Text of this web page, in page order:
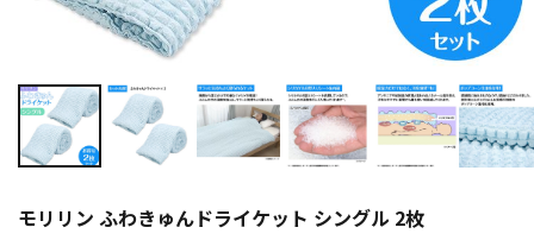
モリリン ふわきゅんドライケット シングル 2枚